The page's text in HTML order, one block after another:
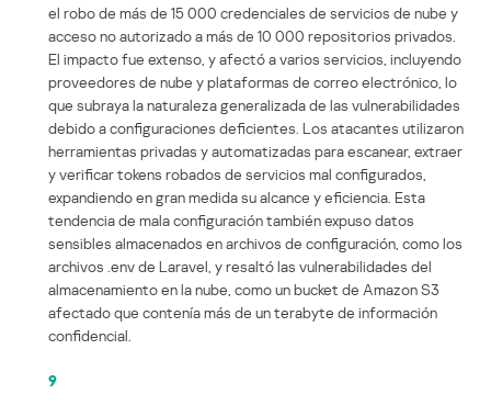
el robo de más de 15 000 credenciales de servicios de nube y
acceso no autorizado a más de 10 000 repositorios privados.
El impacto fue extenso, y afectó a varios servicios, incluyendo
proveedores de nube y plataformas de correo electrónico, lo
que subraya la naturaleza generalizada de las vulnerabilidades
debido a configuraciones deficientes. Los atacantes utilizaron
herramientas privadas y automatizadas para escanear, extraer
y verificar tokens robados de servicios mal configurados,
expandiendo en gran medida su alcance y eficiencia. Esta
tendencia de mala configuración también expuso datos
sensibles almacenados en archivos de configuración, como los
archivos .env de Laravel, y resaltó las vulnerabilidades del
almacenamiento en la nube, como un bucket de Amazon S3
afectado que contenía más de un terabyte de información
confidencial.
9